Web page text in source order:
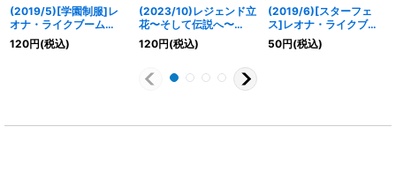
(2019/5)[学園制服]レ
オナ・ライクブーム
【C】{BSC33-027}
《黄》
120円(税込)
(2023/10)レジェンド立
花〜そして伝説へ〜
【PB】{PB33-006}
《多》
120円(税込)
(2019/6)[スターフェ
ス]レオナ・ライクブー
ム【C】{BSC35-021}
《黄》
50円(税込)